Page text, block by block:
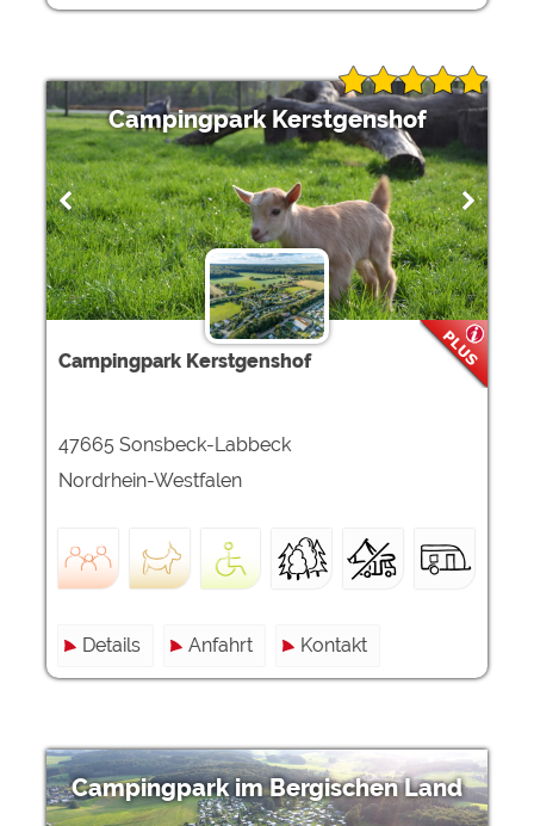
Campingpark Kerstgenshof
Campingpark Kerstgenshof
47665 Sonsbeck-Labbeck
Nordrhein-Westfalen
Details Anfahrt Kontakt
Campingpark im Bergischen Land